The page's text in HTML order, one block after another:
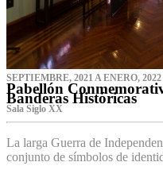
SEPTIEMBRE, 2021 A ENERO, 2022
Pabellón
Banderas Históricas
Sala Siglo XX
La larga Guerra de
conjunto de símbolos de